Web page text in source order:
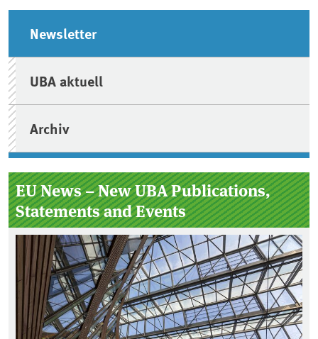
Seitenleiste
Newsletter
UBA aktuell
Archiv
EU News – New UBA Publications,
Statements and Events